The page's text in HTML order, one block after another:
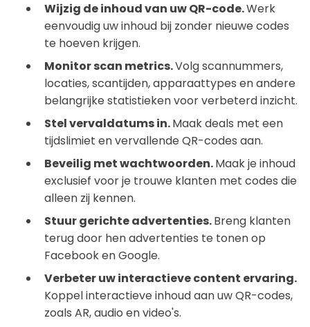
Wijzig de inhoud van uw QR-code.Werk
eenvoudig uw inhoud bij zonder nieuwe codes
te hoeven krijgen.
Monitor scan metrics.Volg scannummers,
locaties, scantijden, apparaattypes en andere
belangrijke statistieken voor verbeterd inzicht.
Stel vervaldatums in.Maak deals met een
tijdslimiet en vervallende QR-codes aan.
Beveilig met wachtwoorden.Maak je inhoud
exclusief voor je trouwe klanten met codes die
alleen zij kennen.
Stuur gerichte advertenties.Breng klanten
terug door hen advertenties te tonen op
Facebook en Google.
Verbeter uw interactieve content ervaring.
Koppel interactieve inhoud aan uw QR-codes,
zoals AR, audio en video's.